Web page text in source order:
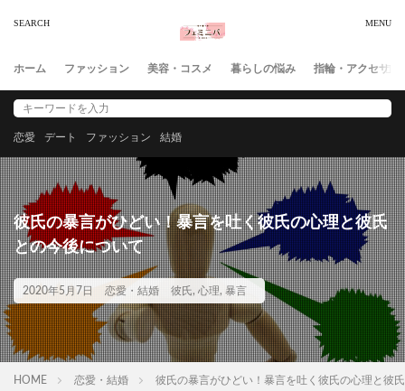
ホーム ファッション 美容・コスメ 暮らしの悩み 指輪・アクセサリ
恋愛 デート ファッション 結婚
彼氏の暴言がひどい！暴言を吐く彼氏の心理と彼氏
との今後について
2020年5月7日 恋愛・結婚 彼氏, 心理, 暴言
HOME 恋愛・結婚 彼氏の暴言がひどい！暴言を吐く彼氏の心理と彼